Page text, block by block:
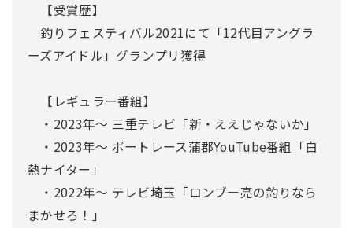
【受賞歴】
釣りフェスティバル2021にて「12代目アングラ
ーズアイドル」グランプリ獲得
【レギュラー番組】
・2023年～ 三重テレビ「新・ええじゃないか」
・2023年～ ボートレース蒲郡YouTube番組「白
熱ナイター」
・2022年～ テレビ埼玉「ロンブー亮の釣りなら
まかせろ！」